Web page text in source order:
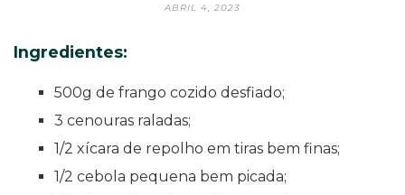
ABRIL 4, 2023
Ingredientes:
500g de frango cozido desfiado;
3 cenouras raladas;
1/2 xícara de repolho em tiras bem finas;
1/2 cebola pequena bem picada;